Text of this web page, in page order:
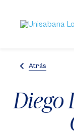
contenido
principal
Atrás
Diego